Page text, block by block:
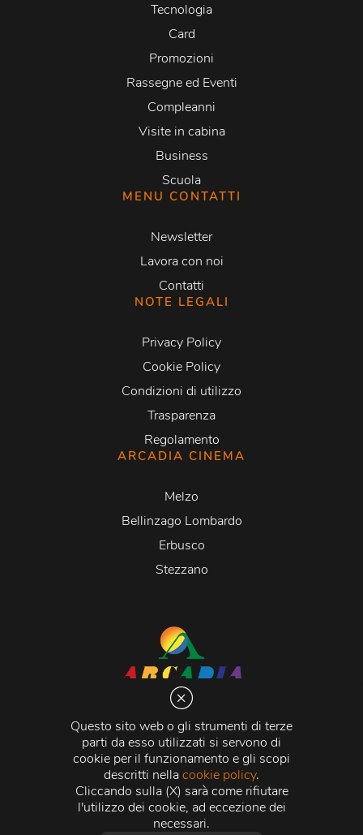
Questo sito web o gli strumenti di terze
parti da esso utilizzati si servono di
cookie per il funzionamento e gli scopi
descritti nellacookie policy.
Cliccando sulla (X) sarà come rifiutare
l'utilizzo dei cookie, ad eccezione dei
necessari.
Tecnologia
Card
Promozioni
Rassegne ed Eventi
Compleanni
Visite in cabina
Business
Scuola
MENU CONTATTI
Newsletter
Lavora con noi
Contatti
NOTE LEGALI
Privacy Policy
Cookie Policy
Condizioni di utilizzo
Trasparenza
Regolamento
ARCADIA CINEMA
Melzo
Bellinzago Lombardo
Erbusco
Stezzano
Via Martiri della Libertà 20066 Melzo (MI)
C.C.I.A.A. - R.E.A di Milano n. 1427910
Registro delle Imprese di Milano n. 338392 -
Fiscale e Partita Iva11015840157 | Capitale Sociale
500.000,00 i.v.
Credits:Crea Informatica S.r.l. 2026 © Tutti i diritti
riservati.